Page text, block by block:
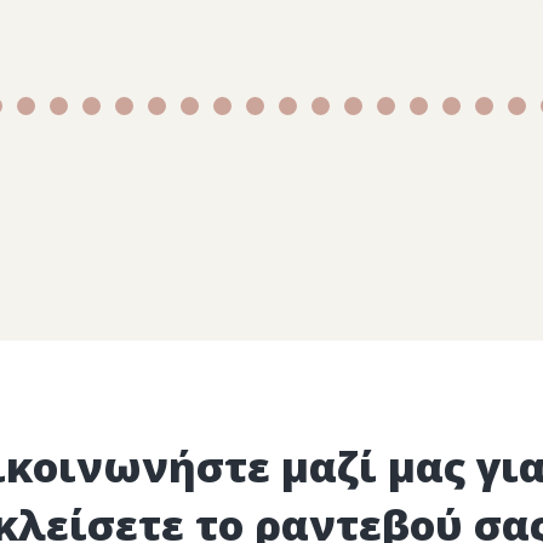
μαζί μας
το ραντεβού